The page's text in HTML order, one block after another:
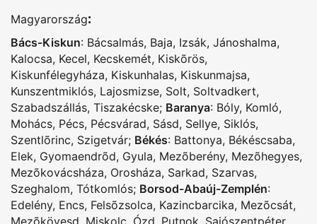
Magyarország:
Bács-Kiskun: Bácsalmás, Baja, Izsák, Jánoshalma,
Kalocsa, Kecel, Kecskemét, Kiskõrös,
Kiskunfélegyháza, Kiskunhalas, Kiskunmajsa,
Kunszentmiklós, Lajosmizse, Solt, Soltvadkert,
Szabadszállás, Tiszakécske; Baranya: Bóly, Komló,
Mohács, Pécs, Pécsvárad, Sásd, Sellye, Siklós,
Szentlõrinc, Szigetvár; Békés: Battonya, Békéscsaba,
Elek, Gyomaendrõd, Gyula, Mezõberény, Mezõhegyes,
Mezõkovácsháza, Orosháza, Sarkad, Szarvas,
Szeghalom, Tótkomlós; Borsod-Abaúj-Zemplén:
Edelény, Encs, Felsõzsolca, Kazincbarcika, Mezõcsát,
Mezõkövesd, Miskolc, Ózd, Putnok, Sajószentpéter,